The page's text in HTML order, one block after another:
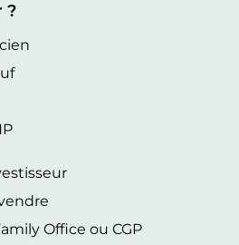
?
Office ou CGP